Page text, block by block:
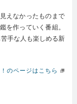
えなかったものまで
を作っていく番組。
手な人も楽しめる新
のページはこちら